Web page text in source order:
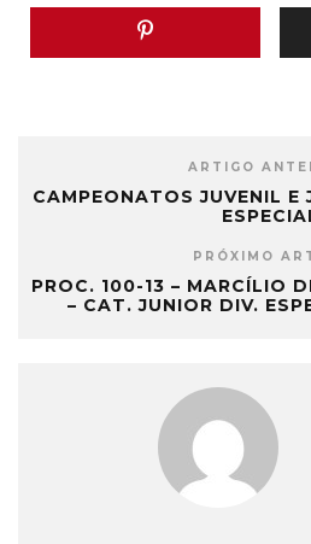
ARTIGO
CAMPEONATOS JUVENIL E
PRÓXIMO
PROC. 100-13 – MARCÍLIO
– CAT. JUNIOR DIV.